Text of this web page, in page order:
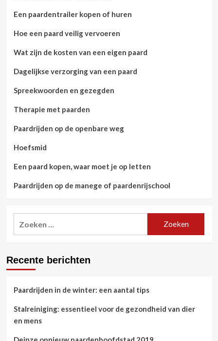
Een paardentrailer kopen of huren
Hoe een paard veilig vervoeren
Wat zijn de kosten van een eigen paard
Dagelijkse verzorging van een paard
Spreekwoorden en gezegden
Therapie met paarden
Paardrijden op de openbare weg
Hoefsmid
Een paard kopen, waar moet je op letten
Paardrijden op de manege of paardenrijschool
Recente berichten
Paardrijden in de winter: een aantal tips
Stalreiniging: essentieel voor de gezondheid van dier
en mens